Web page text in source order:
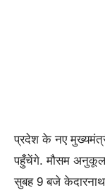
प्रदेश के नए
पहुँचेंगे. मौसम अनुकूल
सुबह 9 बजे केदारनाथ